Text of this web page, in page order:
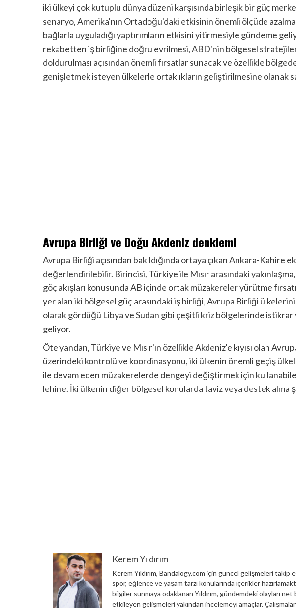
iki ülkeyi çok kutuplu dünya düzeni karşısında birleşik bir güç
senaryo, Amerika'nın Ortadoğu'daki etkisinin önemli ölçüde
bağlarla uyguladığı yaptırımların etkisini yitirmesiyle gündeme
rekabetten iş birliğine doğru evrilmesi, ABD'nin bölgesel
doldurulması açısından önemli fırsatlar sunacak ve özellikle
genişletmek isteyen ülkelerle ortaklıkların geliştirilmesine olanak
Avrupa Birliği ve Doğu Akdeniz denklemi
Avrupa Birliği açısından bakıldığında ortaya çıkan Ankara-Kahire
değerlendirilebilir. Birincisi, Türkiye ile Mısır arasındaki
göç akışları konusunda AB içinde ortak müzakereler yürütme
yer alan iki bölgesel güç arasındaki iş birliği, Avrupa Birliği
olarak gördüğü Libya ve Sudan gibi çeşitli kriz bölgelerinde istikrar
geliyor.
Öte yandan, Türkiye ve Mısır'ın özellikle Akdeniz'e kıyısı olan
üzerindeki kontrolü ve koordinasyonu, iki ülkenin önemli geçiş
ile devam eden müzakerelerde dengeyi değiştirmek için
lehine. İki ülkenin diğer bölgesel konularda taviz veya destek alma
Kerem Yıldırım
Kerem Yıldırım, Bandalogy.com için güncel gelişmeleri
spor, eğlence ve yaşam tarzı konularında içerikler
bilgiler sunmaya odaklanan Yıldırım, gündemdeki olayları
etkileyen gelişmeleri yakından incelemeyi amaçlar.